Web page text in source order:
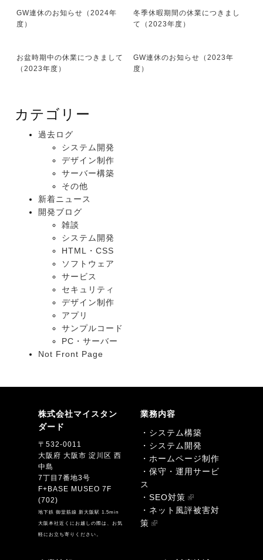
GW連休のお知らせ（2024年
度）
冬季休暇期間の休業につきまし
て（2023年度）
お盆時期中の休業につきまして
（2023年度）
GW連休のお知らせ（2023年
度）
カテゴリー
過去ログ
システム開発
デザイン制作
サーバー構築
その他
新着ニュース
開発ブログ
雑談
システム開発
HTML・CSS
ソフトウェア
サービス
セキュリティ
デザイン制作
アプリ
サンプルコード
PC・サーバー
Not Front Page
株式会社マイスタン
ダード
〒532-0011
大阪府 大阪市 淀川区 西
中島
7丁目7番地3号
F+BASE MUSEO 7F
(702)
地下鉄 御堂筋線 新大阪駅 1.5min
大阪本社近くにお越しの際は、お気
軽にお立ち寄りください。
業務内容
・システム構築
・システム開発
・ホームページ制作
・保守・運用サービ
ス
・SEO対策
・ネット風評被害対
策